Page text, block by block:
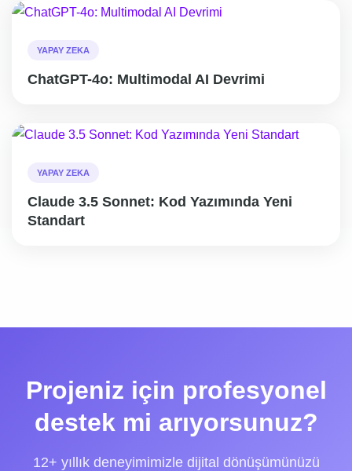
YAPAY ZEKA
ChatGPT-4o: Multimodal AI Devrimi
YAPAY ZEKA
Claude 3.5 Sonnet: Kod Yazımında Yeni
Standart
Projeniz için profesyonel
destek mi arıyorsunuz?
12+ yıllık deneyimimizle dijital dönüşümünüzü